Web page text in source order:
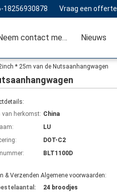
18256930878 Vraag een offerte
Neem contact met ons op Nieuws
* 25m van de Nutsaanhangwagen
van herkomst: China
LU
DOT-C2
BLT1100D
& Verzenden Algemene voorwaarden:
24 broodjes